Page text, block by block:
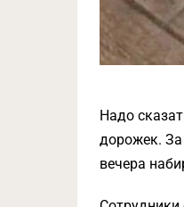
Надо
дорожек.
вечера